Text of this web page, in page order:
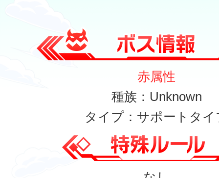
赤属性
種族：Unknown
タイプ：サポートタイ